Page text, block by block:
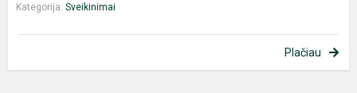
Kategorija: Sveikinimai
Plačiau